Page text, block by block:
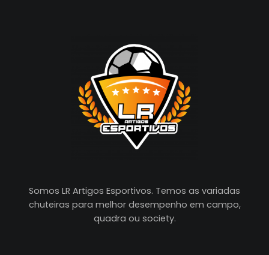
Somos LR Artigos Esportivos. Temos as variadas
chuteiras para melhor desempenho em campo,
quadra ou society.